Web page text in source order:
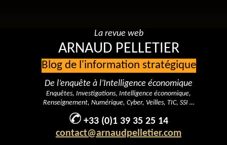
La revue web
ARNAUD PELLETIER
Blog de l'information stratégique
De l’enquête à l’Intelligence économique
Enquêtes, Investigations, Intelligence économique,
Renseignement, Numérique, Cyber, Veilles, TIC, SSI …
+33 (0)1 39 35 25 14
contact@arnaudpelletier.com